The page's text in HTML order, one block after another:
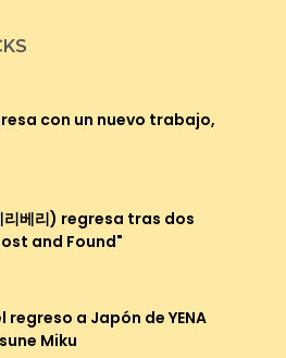
con un nuevo trabajo,
리베리) regresa tras dos
and Found"
regreso a Japón de YENA
Miku